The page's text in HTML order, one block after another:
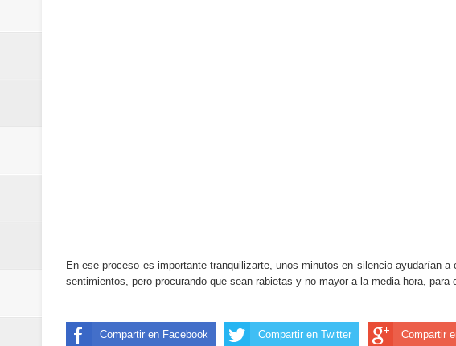
En ese proceso es importante tranquilizarte, unos minutos en silencio ayudarían
sentimientos, pero procurando que sean rabietas y no mayor a la media hora, para
Compartir en Facebook Compartir en Twitter Compartir